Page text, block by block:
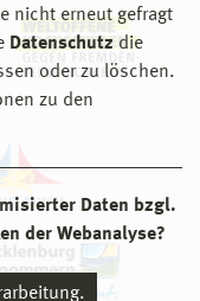
nicht erneut gefragt
Datenschutz die
oder zu löschen.
zu den
Daten bzgl.
der Webanalyse?